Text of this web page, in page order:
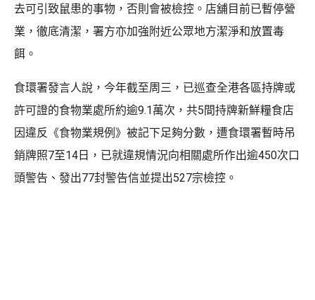
去可引致鼠患的事物，否則會被檢控。店舖目前已暫停營
業，徹底清潔，署方亦加強附近公眾地方潔淨和放置毒
餌。
食環署發言人說，今年截至周三，已巡查全港各區持牌或
許可證的食物業處所約逾9.1萬次，共5間持牌新鮮糧食店
因違反《食物業規例》被記下足夠分數，遭食環署暫時吊
銷牌照7至14日，已就違規情況向相關處所作出逾450次口
頭警告、發出77封警告信並提出527宗檢控。